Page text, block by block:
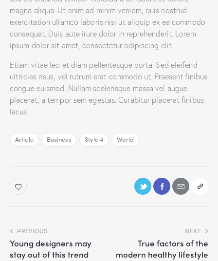
magna aliqua. Ut enim ad minim veniam, quis nostrud
exercitation ullamco laboris nisi ut aliquip ex ea commodo
consequat. Duis aute irure dolor in reprehenderit. Lorem
ipsum dolor sit amet, consectetur adipiscing elit.
Etiam vitae leo et diam pellentesque porta. Sed eleifend
ultricies risus, vel rutrum erat commodo ut. Praesent finibus
congue euismod. Nullam scelerisque massa vel augue
placerat, a tempor sem egestas. Curabitur placerat finibus
lacus.
Article Business Style 4 World
PREVIOUS
Young designers may
stay out of this trend
NEXT
True factors of the
modern healthy lifestyle